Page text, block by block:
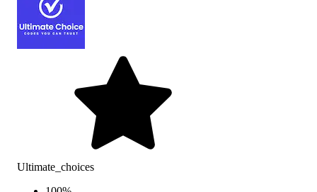
Ultimate_choices